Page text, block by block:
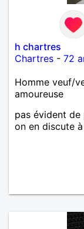
h chartres
Chartres - 72
Homme veuf/
amoureuse
pas évident
on en discute